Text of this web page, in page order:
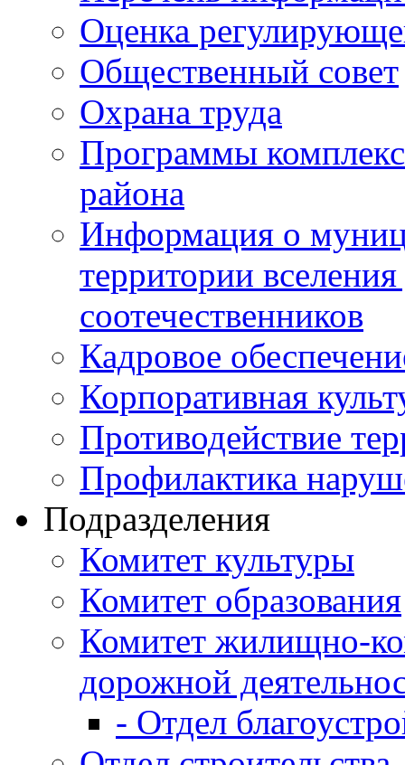
Оценка
Общественный совет
Охрана труда
Программы
района
Информация о
территории
соотечественников
Кадровое
Корпоративная
Противодействие
Профилактика
Подразделения
Комитет культуры
Комитет образования
Комитет жилищно-
дорожной
- Отдел